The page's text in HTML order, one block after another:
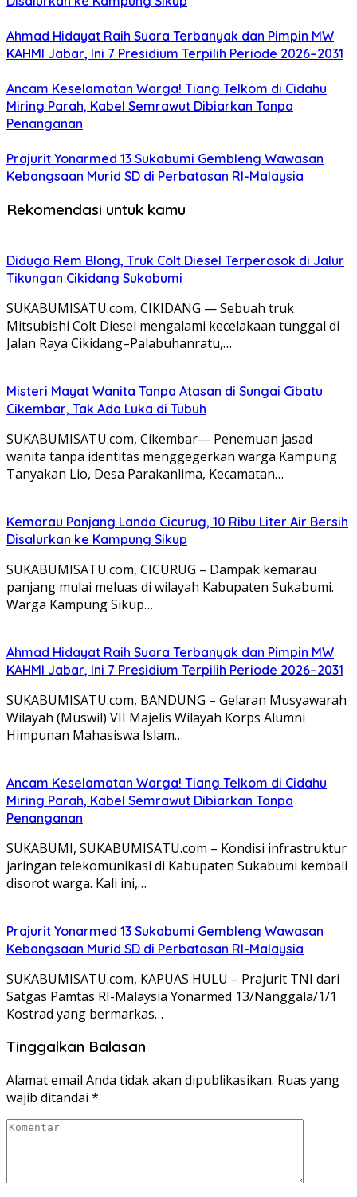
Ahmad Hidayat Raih Suara Terbanyak dan Pimpin MW
KAHMI Jabar, Ini 7 Presidium Terpilih Periode 2026–2031
Ancam Keselamatan Warga! Tiang Telkom di Cidahu
Miring Parah, Kabel Semrawut Dibiarkan Tanpa
Penanganan
Prajurit Yonarmed 13 Sukabumi Gembleng Wawasan
Kebangsaan Murid SD di Perbatasan RI-Malaysia
Rekomendasi untuk kamu
Diduga Rem Blong, Truk Colt Diesel Terperosok di Jalur
Tikungan Cikidang Sukabumi
SUKABUMISATU.com, CIKIDANG — Sebuah truk
Mitsubishi Colt Diesel mengalami kecelakaan tunggal di
Jalan Raya Cikidang–Palabuhanratu,…
Misteri Mayat Wanita Tanpa Atasan di Sungai Cibatu
Cikembar, Tak Ada Luka di Tubuh
SUKABUMISATU.com, Cikembar— Penemuan jasad
wanita tanpa identitas menggegerkan warga Kampung
Tanyakan Lio, Desa Parakanlima, Kecamatan…
Kemarau Panjang Landa Cicurug, 10 Ribu Liter Air Bersih
Disalurkan ke Kampung Sikup
SUKABUMISATU.com, CICURUG – Dampak kemarau
panjang mulai meluas di wilayah Kabupaten Sukabumi.
Warga Kampung Sikup…
Ahmad Hidayat Raih Suara Terbanyak dan Pimpin MW
KAHMI Jabar, Ini 7 Presidium Terpilih Periode 2026–2031
SUKABUMISATU.com, BANDUNG – Gelaran Musyawarah
Wilayah (Muswil) VII Majelis Wilayah Korps Alumni
Himpunan Mahasiswa Islam…
Ancam Keselamatan Warga! Tiang Telkom di Cidahu
Miring Parah, Kabel Semrawut Dibiarkan Tanpa
Penanganan
SUKABUMI, SUKABUMISATU.com – Kondisi infrastruktur
jaringan telekomunikasi di Kabupaten Sukabumi kembali
disorot warga. Kali ini,…
Prajurit Yonarmed 13 Sukabumi Gembleng Wawasan
Kebangsaan Murid SD di Perbatasan RI-Malaysia
SUKABUMISATU.com, KAPUAS HULU – Prajurit TNI dari
Satgas Pamtas RI-Malaysia Yonarmed 13/Nanggala/1/1
Kostrad yang bermarkas…
Tinggalkan Balasan
Alamat email Anda tidak akan dipublikasikan. Ruas yang
wajib ditandai *